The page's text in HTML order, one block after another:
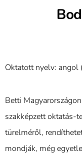
Oktatott nyelv: angol
Betti
szakképzett oktatás-
türelméről,
mondják, még